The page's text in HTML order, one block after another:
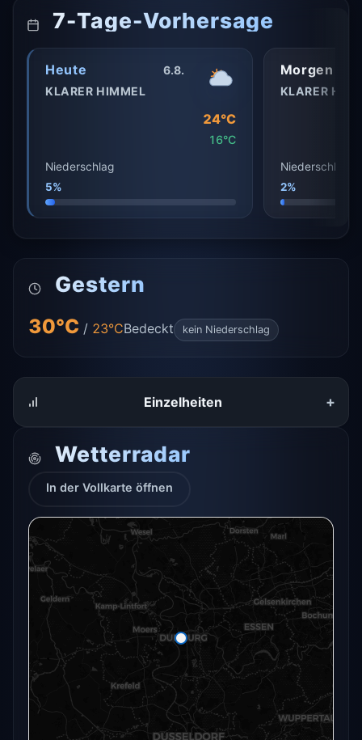
7-Tage-Vorhersage
Heute
6.8.
KLARER HIMMEL
24°C
16°C
Niederschlag
5%
Morgen
KLARER
Niederschlag
2%
Gestern
30°C / 23°CBedeckt kein Niederschlag
Einzelheiten +
Wetterradar
In der Vollkarte öffnen
Das Radar für diesen Ort konnte gerade nicht
geladen werden.
In der Vollkarte öffnen
Erneut versuchen
In der Vollkarte öffnen →